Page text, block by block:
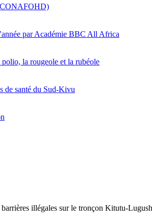
par Académie BBC All Africa
la rougeole et la rubéole
de santé du Sud-Kivu
illégales sur le tronçon Kitutu-